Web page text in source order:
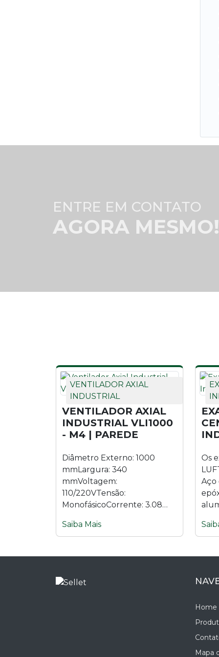
ENTRE EM CONTATO
AGORA MESMO!
VENTILADOR AXIAL
INDUSTRIAL
VENTILADOR AXIAL
INDUSTRIAL VLI1000
- M4 | PAREDE
Diâmetro Externo: 1000
mmLargura: 340
mmVoltagem:
110/220VTensão:
MonofásicoCorrente: 3.08
do Motor: 1740 RPMVazão:
18.000 M³/HFrequência: 60
Saiba Mais
Os
Aço
Home
Mapa